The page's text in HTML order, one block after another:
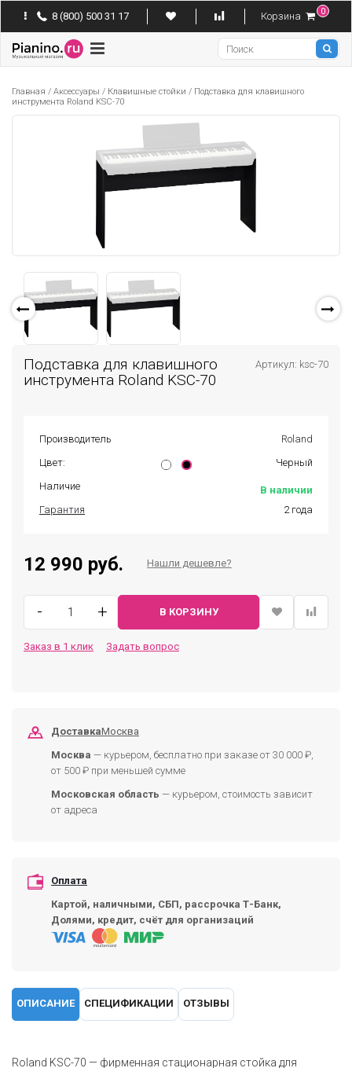
8 (800) 500 31 17 Корзина 0
Pianino
Главная / Аксессуары / Клавишные стойки / Подставка для клавишного
инструмента Roland KSC-70
Подставка для клавишного
инструмента Roland KSC-70
Артикул: ksc-70
Производитель
Roland
Цвет:
Черный
Наличие
В наличии
Гарантия
2 года
12 990 руб. Нашли дешевле?
- + В КОРЗИНУ
Заказ в 1 клик Задать вопрос
ДоставкаМосква
Москва — курьером, бесплатно при заказе от 30 000 ₽,
от 500 ₽ при меньшей сумме
Московская область — курьером, стоимость зависит
от адреса
Оплата
Картой, наличными, СБП, рассрочка Т-Банк,
Долями, кредит, счёт для организаций
ОПИСАНИЕ СПЕЦИФИКАЦИИ ОТЗЫВЫ
Roland KSC-70 — фирменная стационарная стойка для